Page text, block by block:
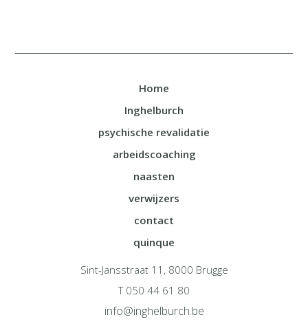
Home
Inghelburch
psychische revalidatie
arbeidscoaching
naasten
verwijzers
contact
quinque
Sint-Jansstraat 11, 8000 Brugge
T 050 44 61 80
info@inghelburch.be